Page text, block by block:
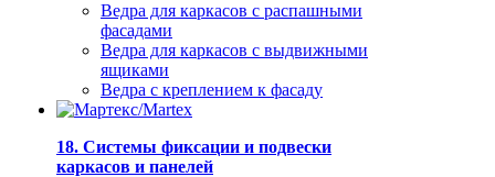
Ведра для каркасов с распашными
фасадами
Ведра для каркасов с выдвижными
ящиками
Ведра с креплением к фасаду
18. Системы фиксации и подвески
каркасов и панелей